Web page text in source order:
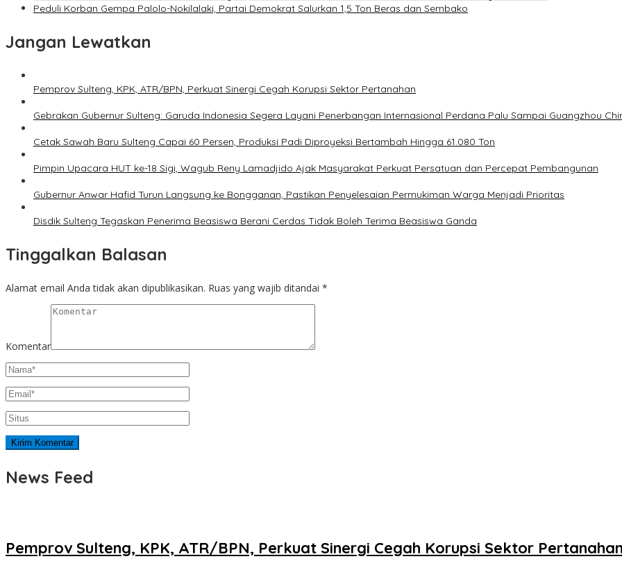
Peduli Korban Gempa Palolo-Nokilalaki, Partai Demokrat Salurkan 1,5 Ton Beras dan Sembako
Jangan Lewatkan
Pemprov Sulteng, KPK, ATR/BPN, Perkuat Sinergi Cegah Korupsi Sektor Pertanahan
Gebrakan Gubernur Sulteng: Garuda Indonesia Segera Layani Penerbangan Internasional Perdana Palu Sampai Guangzhou
Cetak Sawah Baru Sulteng Capai 60 Persen, Produksi Padi Diproyeksi Bertambah Hingga 61.080 Ton
Pimpin Upacara HUT ke-18 Sigi, Wagub Reny Lamadjido Ajak Masyarakat Perkuat Persatuan dan Percepat Pembangunan
Gubernur Anwar Hafid Turun Langsung ke Bongganan, Pastikan Penyelesaian Permukiman Warga Menjadi Prioritas
Disdik Sulteng Tegaskan Penerima Beasiswa Berani Cerdas Tidak Boleh Terima Beasiswa Ganda
Tinggalkan Balasan
Alamat email Anda tidak akan dipublikasikan. Ruas yang wajib ditandai *
Komentar
News Feed
Pemprov Sulteng, KPK, ATR/BPN, Perkuat Sinergi Cegah Korupsi Sektor Pertanahan